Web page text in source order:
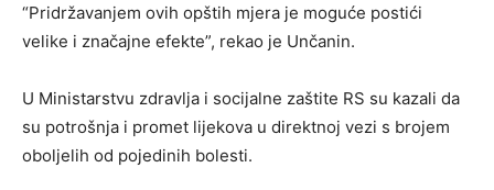
“Pridržavanjem ovih opštih mjera je moguće postići
velike i značajne efekte”, rekao je Unčanin.
U Ministarstvu zdravlja i socijalne zaštite RS su kazali da
su potrošnja i promet lijekova u direktnoj vezi s brojem
oboljelih od pojedinih bolesti.